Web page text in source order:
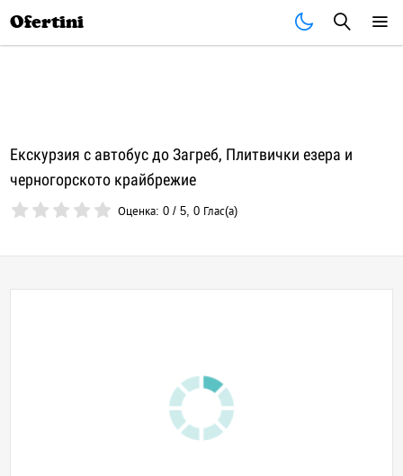
Ofertini
Екскурзия с автобус до Загреб, Плитвички езера и
черногорското крайбрежие
Оценка:0 /5,0 Глас(а)